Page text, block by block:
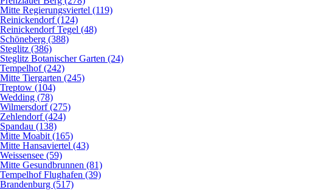
Mitte Regierungsviertel (119)
Reinickendorf (124)
Reinickendorf Tegel (48)
Schöneberg (388)
Steglitz (386)
Steglitz Botanischer Garten (24)
Tempelhof (242)
Mitte Tiergarten (245)
Treptow (104)
Wedding (78)
Wilmersdorf (275)
Zehlendorf (424)
Spandau (138)
Mitte Moabit (165)
Mitte Hansaviertel (43)
Weissensee (59)
Mitte Gesundbrunnen (81)
Tempelhof Flughafen (39)
Brandenburg (517)